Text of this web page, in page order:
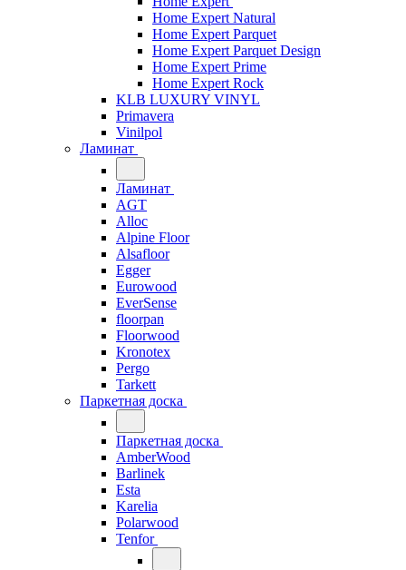
Home Expert Natural
Home Expert Parquet
Home Expert Parquet Design
Home Expert Prime
Home Expert Rock
KLB LUXURY VINYL
Primavera
Vinilpol
Ламинат
Ламинат
AGT
Alloc
Alpine Floor
Alsafloor
Egger
Eurowood
EverSense
floorpan
Floorwood
Kronotex
Pergo
Tarkett
Паркетная доска
Паркетная доска
AmberWood
Barlinek
Esta
Karelia
Polarwood
Tenfor